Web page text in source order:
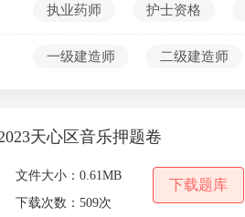
执业药师 护士资格
一级建造师 二级建造师
天心区音乐押题卷
文件大小： 0.61MB
下载次数： 509次
下载题库